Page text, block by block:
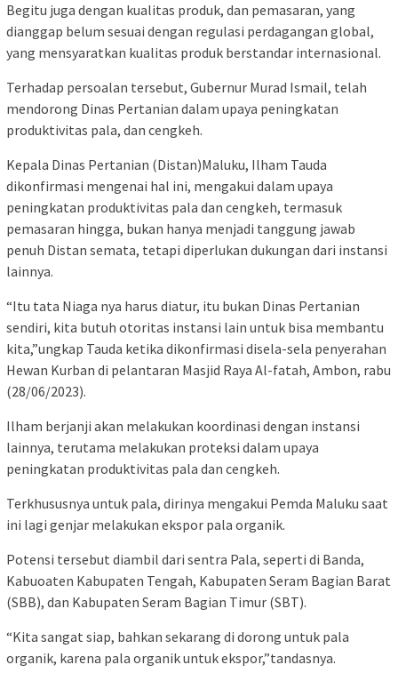
Begitu juga dengan kualitas produk, dan pemasaran, yang
dianggap belum sesuai dengan regulasi perdagangan global,
yang mensyaratkan kualitas produk berstandar internasional.
Terhadap persoalan tersebut, Gubernur Murad Ismail, telah
mendorong Dinas Pertanian dalam upaya peningkatan
produktivitas pala, dan cengkeh.
Kepala Dinas Pertanian (Distan)Maluku, Ilham Tauda
dikonfirmasi mengenai hal ini, mengakui dalam upaya
peningkatan produktivitas pala dan cengkeh, termasuk
pemasaran hingga, bukan hanya menjadi tanggung jawab
penuh Distan semata, tetapi diperlukan dukungan dari instansi
lainnya.
“Itu tata Niaga nya harus diatur, itu bukan Dinas Pertanian
sendiri, kita butuh otoritas instansi lain untuk bisa membantu
kita,”ungkap Tauda ketika dikonfirmasi disela-sela penyerahan
Hewan Kurban di pelantaran Masjid Raya Al-fatah, Ambon, rabu
(28/06/2023).
Ilham berjanji akan melakukan koordinasi dengan instansi
lainnya, terutama melakukan proteksi dalam upaya
peningkatan produktivitas pala dan cengkeh.
Terkhususnya untuk pala, dirinya mengakui Pemda Maluku saat
ini lagi genjar melakukan ekspor pala organik.
Potensi tersebut diambil dari sentra Pala, seperti di Banda,
Kabuoaten Kabupaten Tengah, Kabupaten Seram Bagian Barat
(SBB), dan Kabupaten Seram Bagian Timur (SBT).
“Kita sangat siap, bahkan sekarang di dorong untuk pala
organik, karena pala organik untuk ekspor,”tandasnya.